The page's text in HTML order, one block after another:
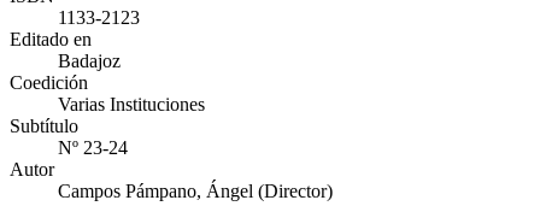
1133-2123
Editado en
Badajoz
Coedición
Varias Instituciones
Subtítulo
Nº 23-24
Autor
Campos Pámpano, Ángel (Director)